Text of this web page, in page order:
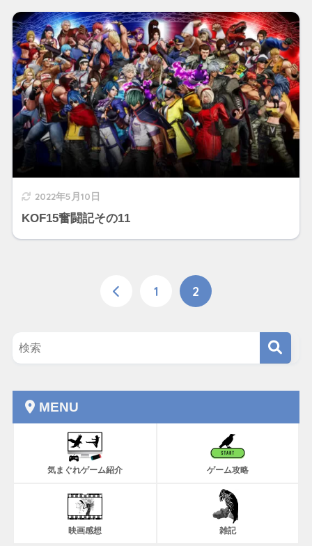
2022年5月10日
KOF15奮闘記その11
1 2
MENU
気まぐれゲーム紹介 ゲーム攻略
映画感想 雑記